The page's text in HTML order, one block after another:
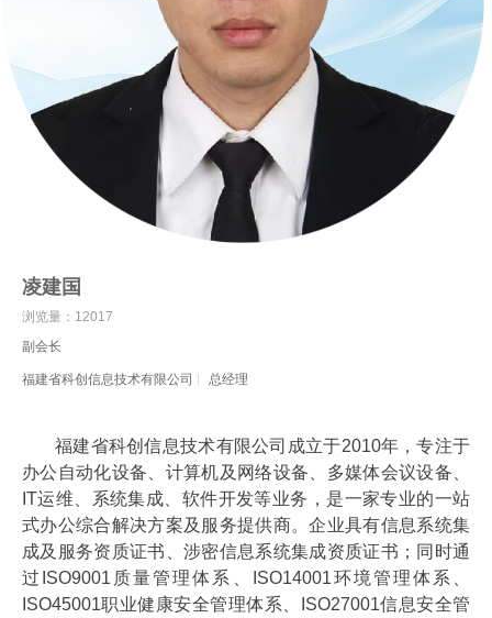
凌建国
浏览量：12017
副会长
福建省科创信息技术有限公司 总经理
福建省科创信息技术有限公司成立于2010年，专注于
办公自动化设备、计算机及网络设备、多媒体会议设备、
IT运维、系统集成、软件开发等业务，是一家专业的一站
式办公综合解决方案及服务提供商。企业具有信息系统集
成及服务资质证书、涉密信息系统集成资质证书；同时通
过ISO9001质量管理体系、ISO14001环境管理体系、
ISO45001职业健康安全管理体系、ISO27001信息安全管